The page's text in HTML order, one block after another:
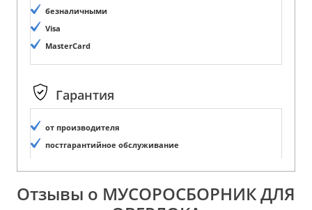
безналичными
Visa
MasterCard
Гарантия
от производителя
постгарантийное обслуживание
Отзывы о МУСОРОСБОРНИК ДЛЯ